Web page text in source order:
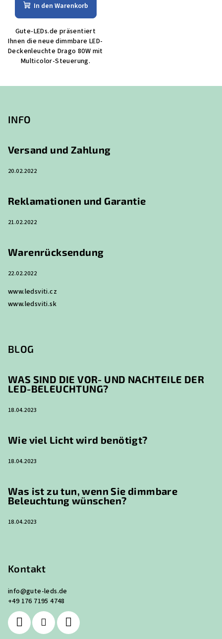
In den Warenkorb
Gute-LEDs.de präsentiert
Ihnen die neue dimmbare LED-
Deckenleuchte Drago 80W mit
Multicolor-Steuerung.
INFO
Versand und Zahlung
20.02.2022
Reklamationen und Garantie
21.02.2022
Warenrücksendung
22.02.2022
www.ledsviti.cz
www.ledsviti.sk
BLOG
WAS SIND DIE VOR- UND NACHTEILE DER
LED-BELEUCHTUNG?
18.04.2023
Wie viel Licht wird benötigt?
18.04.2023
Was ist zu tun, wenn Sie dimmbare
Beleuchtung wünschen?
18.04.2023
Kontakt
info@gute-leds.de
+49 176 7195 4748